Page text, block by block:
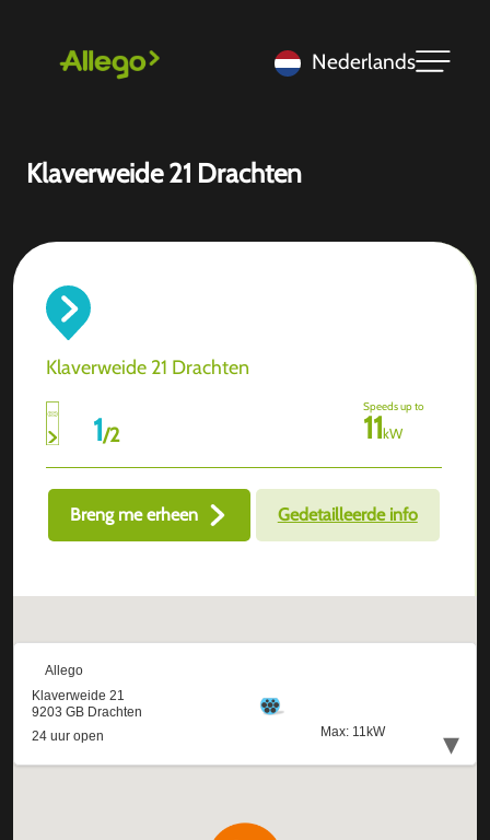
Nederlands
Klaverweide 21 Drachten
Klaverweide 21 Drachten
1/2
Speeds up to
11kW
Breng me erheen Gedetailleerde info